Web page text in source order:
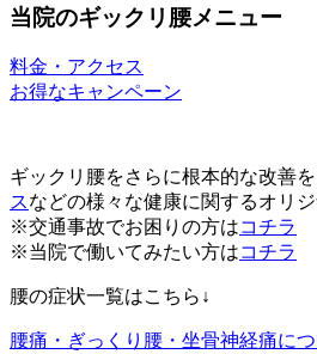
当院のギックリ腰メニュー
料金・アクセス
お得なキャンペーン
ギックリ腰をさらに根本的な改善を
スなどの様々な健康に関するオリ
※交通事故でお困りの方はコチラ
※当院で働いてみたい方はコチラ
腰の症状一覧はこちら↓
腰痛・ぎっくり腰・坐骨神経痛に